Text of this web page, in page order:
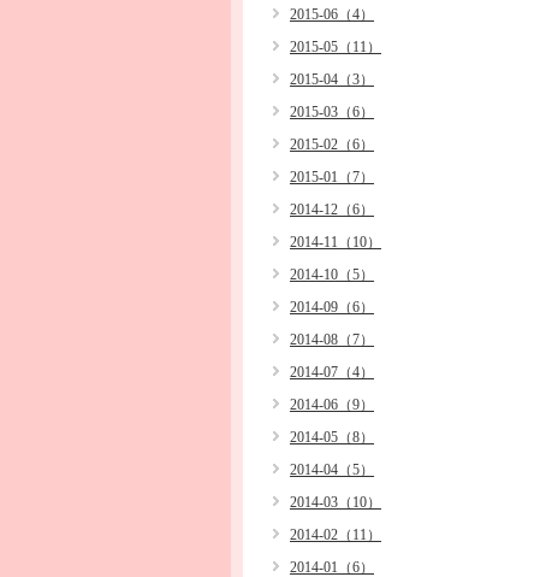
2015-06（4）
2015-05（11）
2015-04（3）
2015-03（6）
2015-02（6）
2015-01（7）
2014-12（6）
2014-11（10）
2014-10（5）
2014-09（6）
2014-08（7）
2014-07（4）
2014-06（9）
2014-05（8）
2014-04（5）
2014-03（10）
2014-02（11）
2014-01（6）